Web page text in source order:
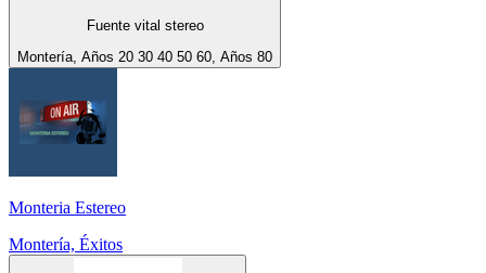
Fuente vital stereo
Montería, Años 20 30 40 50 60, Años 80
Monteria Estereo
Montería, Éxitos